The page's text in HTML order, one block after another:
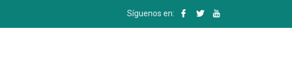
Síguenos en: